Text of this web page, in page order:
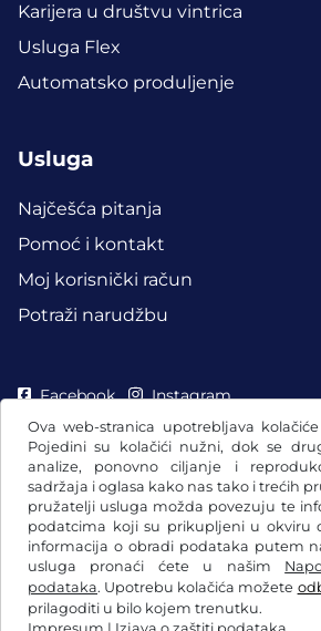
Ova web-stranica upotrebljava
Pojedini su kolačići nužni, dok se
analize, ponovno ciljanje i
sadržaja i oglasa kako nas tako i trećih
pružatelji usluga možda povezuju te
podatcima koji su prikupljeni u okviru
informacija o obradi podataka putem
usluga pronaći ćete u našim
podataka. Upotrebu kolačića možete
prilagoditi u bilo kojem trenutku.
Karijera u društvu vintrica
Usluga Flex
Automatsko produljenje
Usluga
Najčešća pitanja
Pomoć i kontakt
Moj korisnički račun
Potraži narudžbu
Facebook Instagram